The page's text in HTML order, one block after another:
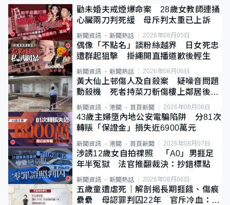
勸未婚夫戒煙爆命案 28歲女教師連捅
心臟兩刀判死緩 母斥判太重已上訴
新聞資訊 新聞熱話 2026年08月05日
偶像「不點名」談粉絲越界 日女死忠
遭群起狙擊 掛繩開直播道歉後輕生
新聞資訊 新聞熱話 2026年08月06日
黃大仙上邨傷人及自殺案 疑噪音問題
動殺機 死者持菜刀斬傷樓上鄰居後墮
斃
新聞資訊 港聞 首頁新聞 2026年08月08日
43歲主婦墮內地公安電騙陷阱 分81次
轉賬「保證金」損失近6900萬元
新聞資訊 港聞 首頁新聞 2026年08月07日
涉誘12歲女自拍祼照 「A0」男捱足
年半冤獄 法官推翻裁決：抄錯標點
新聞資訊 新聞熱話 2026年08月06日
五歲童遭虐死｜解剖揭長期捱餓、傷痕
纍纍 母認罪判囚22年 官斥冷血：同